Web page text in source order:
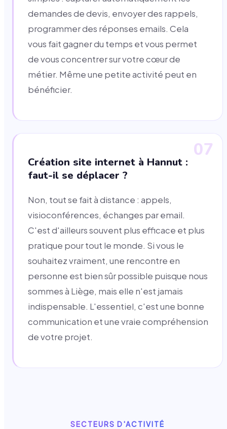
demandes de devis, envoyer des rappels,
programmer des réponses emails. Cela
vous fait gagner du temps et vous permet
de vous concentrer sur votre cœur de
métier. Même une petite activité peut en
bénéficier.
07
Création site internet à Hannut :
faut-il se déplacer ?
Non, tout se fait à distance : appels,
visioconférences, échanges par email.
C'est d'ailleurs souvent plus efficace et plus
pratique pour tout le monde. Si vous le
souhaitez vraiment, une rencontre en
personne est bien sûr possible puisque nous
sommes à Liège, mais elle n'est jamais
indispensable. L'essentiel, c'est une bonne
communication et une vraie compréhension
de votre projet.
SECTEURS D'ACTIVITÉ